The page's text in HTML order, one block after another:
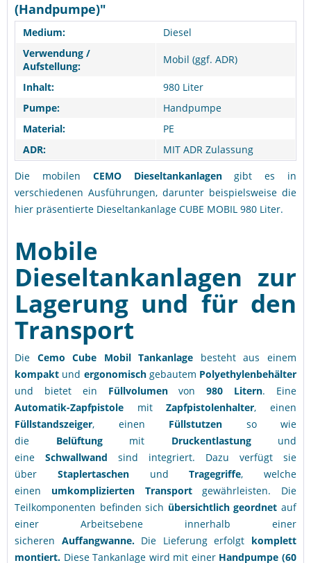
(Handpumpe)"
Medium:
Diesel
Verwendung /
Aufstellung:
Mobil (ggf. ADR)
Inhalt:
980 Liter
Pumpe:
Handpumpe
Material:
PE
ADR:
MIT ADR Zulassung
Die mobilen CEMO Dieseltankanlagengibt es in
verschiedenen Ausführungen, darunter beispielsweise die
hier präsentierte Dieseltankanlage CUBE MOBIL 980 Liter.
Mobile
Dieseltankanlagen zur
Lagerung und für den
Transport
Die Cemo Cube Mobil Tankanlage besteht aus einem
kompakt und ergonomischgebautem Polyethylenbehälter
und bietet ein Füllvolumenvon980 Litern. Eine
Automatik-Zapfpistole mitZapfpistolenhalter, einen
Füllstandszeiger, einen Füllstutzen so wie
die Belüftungmit Druckentlastung und
eine Schwallwand sind integriert. Dazu verfügt sie
über StaplertaschenundTragegriffe, welche
einen umkomplizierten Transportgewährleisten. Die
Teilkomponenten befinden sich übersichtlich geordnet auf
einer Arbeitsebene innerhalb einer
sicheren Auffangwanne. Die Lieferung erfolgt komplett
montiert. Diese Tankanlage wird mit einer Handpumpe (60